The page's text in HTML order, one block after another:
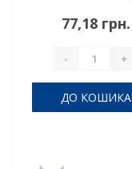
77,18 грн.
- +
ДО КОШИКА